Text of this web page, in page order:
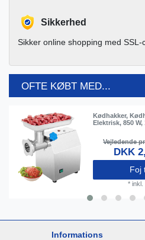
Sikkerhed
Sikker online shopping med SSL-
OFTE KØBT MED...
Kødhakker,
Elektrisk, 850
Vejledende
DKK
Foj
* inkl.
Informations